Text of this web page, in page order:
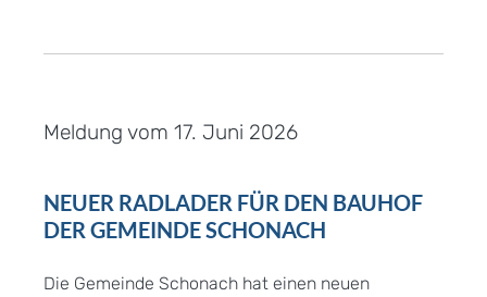
Meldung vom 17. Juni 2026
NEUER RADLADER FÜR DEN BAUHOF
DER GEMEINDE SCHONACH
Die Gemeinde Schonach hat einen neuen